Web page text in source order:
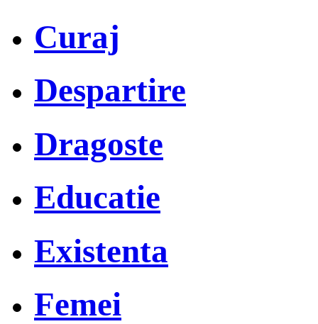
Curaj
Despartire
Dragoste
Educatie
Existenta
Femei